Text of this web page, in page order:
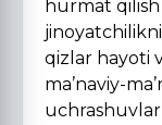
hurmat
qizlar hayoti
ma’naviy-